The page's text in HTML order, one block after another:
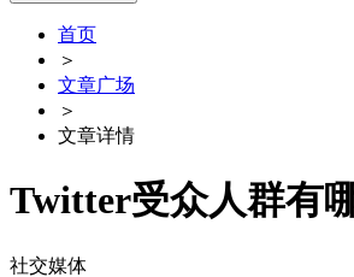
首页
＞
文章广场
＞
文章详情
Twitter受众人群有
社交媒体